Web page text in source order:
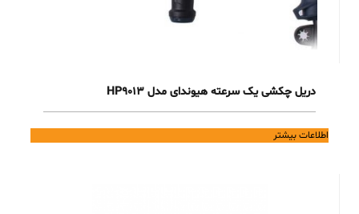
دریل چکشی یک سرعته هیوندای مدل HP9013
اطلاعات بیشتر